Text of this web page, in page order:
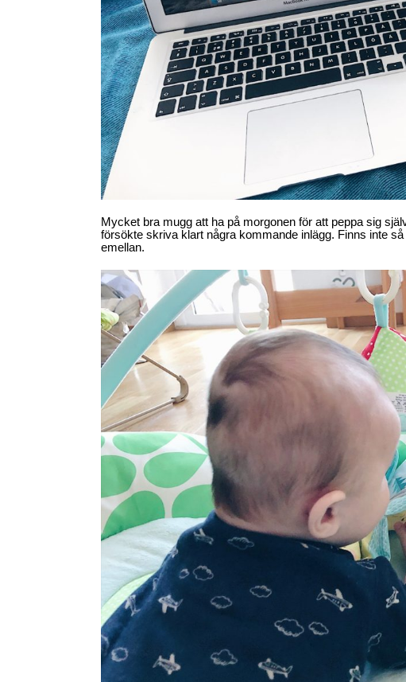
Mycket bra mugg att ha på morgonen för att peppa sig
försökte skriva klart några kommande inlägg. Finns inte
emellan.